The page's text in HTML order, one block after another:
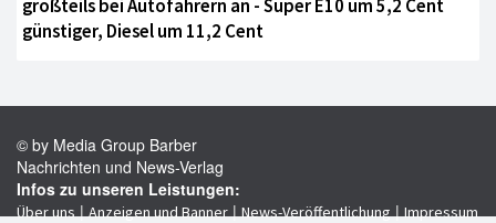
großteils bei Autofahrern an - Super E10 um 5,2 Cent
günstiger, Diesel um 11,2 Cent
© by Media Group Barber
Nachrichten und News-Verlag
Infos zu unseren Leistungen:
Über uns|Anzeigen und Banner|News-Veröffentlichung|Impressum